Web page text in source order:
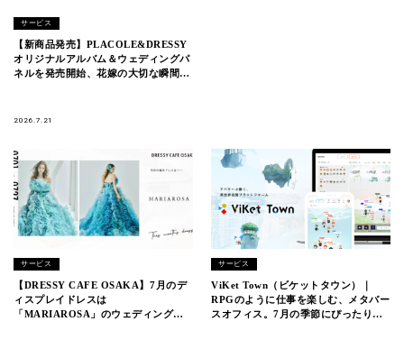
サービス
【新商品発売】PLACOLE&DRESSY
オリジナルアルバム＆ウェディングパ
ネルを発売開始、花嫁の大切な瞬間を
2026.7.21
サービス
【DRESSY CAFE OSAKA】7月のデ
ィスプレイドレスは
「MARIAROSA」のウェディングド
サービス
ViKet Town（ビケットタウン）｜
RPGのように仕事を楽しむ、メタバー
スオフィス。7月の季節にぴったりの